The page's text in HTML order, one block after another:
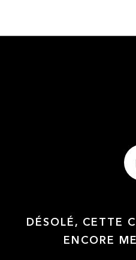
DÉSOLÉ, CETTE
ENCORE